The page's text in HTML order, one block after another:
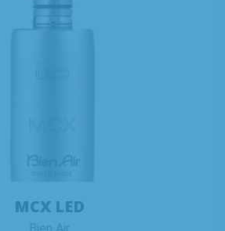
MCX LED